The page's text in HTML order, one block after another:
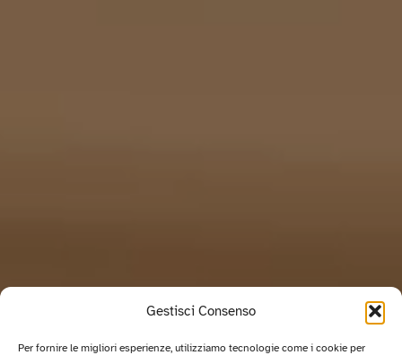
Gestisci Consenso
Per fornire le migliori esperienze, utilizziamo tecnologie come i cookie per